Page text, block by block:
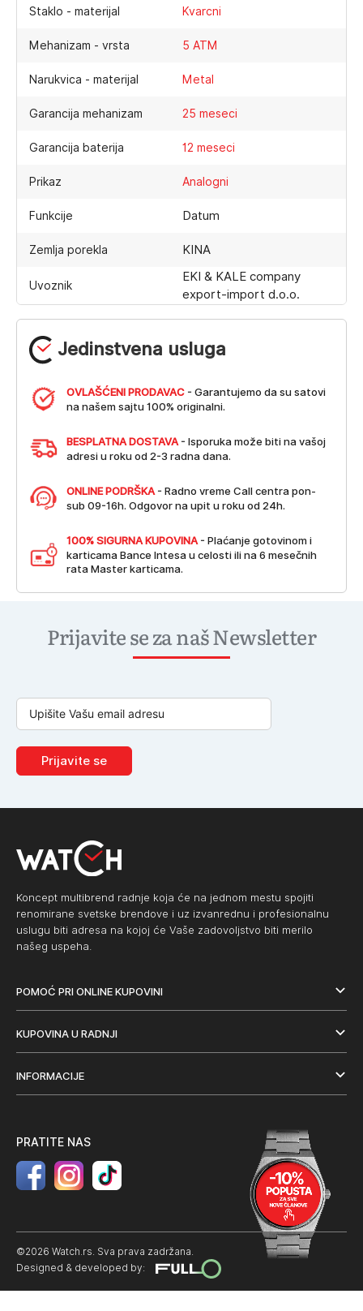
Jedinstvena usluga
OVLAŠĆENI PRODAVAC - Garantujemo da su satovi
na našem sajtu 100% originalni.
BESPLATNA DOSTAVA - Isporuka može biti na vašoj
adresi u roku od 2-3 radna dana.
ONLINE PODRŠKA - Radno vreme Call centra pon-
sub 09-16h. Odgovor na upit u roku od 24h.
100% SIGURNA KUPOVINA - Plaćanje gotovinom i
karticama Bance Intesa u celosti ili na 6 mesečnih
rata Master karticama.
Staklo - materijal Kvarcni
Mehanizam - vrsta 5 ATM
Narukvica - materijal Metal
Garancija mehanizam 25 meseci
Garancija baterija 12 meseci
Prikaz Analogni
Funkcije Datum
Zemlja porekla KINA
Uvoznik
EKI & KALE company
export-import d.o.o.
Prijavite se za naš Newsletter
Prijavite se
Koncept multibrend radnje koja će na jednom mestu spojiti
renomirane svetske brendove i uz izvanrednu i profesionalnu
uslugu biti adresa na kojoj će Vaše zadovoljstvo biti merilo
našeg uspeha.
POMOĆ PRI ONLINE KUPOVINI
KUPOVINA U RADNJI
INFORMACIJE
PRATITE NAS
©2026 Watch.rs. Sva prava zadržana.
Designed & developed by: